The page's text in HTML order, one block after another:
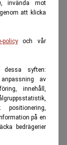
invända mot
att klicka
policyoch vår
dessa syften:
av
innehåll,
på en
bedrägerier